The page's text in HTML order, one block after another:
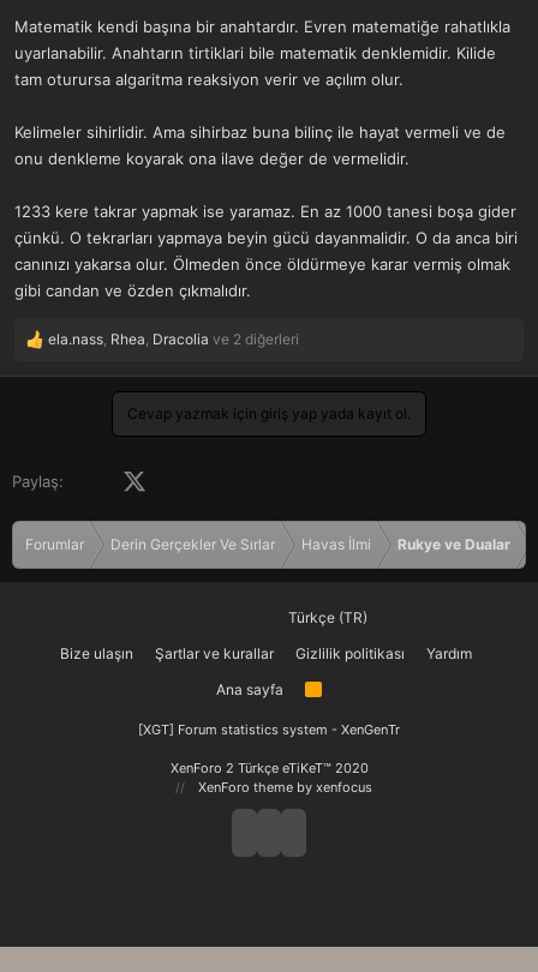
Matematik kendi başına bir anahtardır. Evren matematiğe rahatlıkla
uyarlanabilir. Anahtarın tirtiklari bile matematik denklemidir. Kilide
tam oturursa algaritma reaksiyon verir ve açılım olur.
Kelimeler sihirlidir. Ama sihirbaz buna bilinç ile hayat vermeli ve de
onu denkleme koyarak ona ilave değer de vermelidir.
1233 kere takrar yapmak ise yaramaz. En az 1000 tanesi boşa gider
çünkü. O tekrarları yapmaya beyin gücü dayanmalidir. O da anca biri
canınızı yakarsa olur. Ölmeden önce öldürmeye karar vermiş olmak
gibi candan ve özden çıkmalıdır.
T
e
:
ela.nass Rhea Dracolia ve 2 diğerleri
Cevap yazmak için giriş yap yada kayıt ol.
Paylaş: Facebook
Forumlar Derin Gerçekler Ve Sırlar Havas İlmi Rukye ve Dualar
Türkçe (TR)
Bize ulaşın
Şartlar ve kurallar Gizlilik politikası
Yardım
Ana sayfa
R
[XGT] Forum statistics system - XenGenTr
XenForo 2 Türkçe eTiKeT™ 2020
XenForo theme by xenfocus